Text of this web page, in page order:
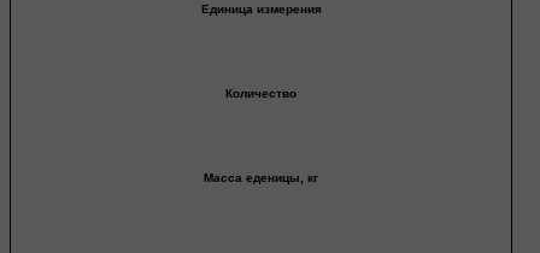
Единица измерения
Количество
Масса еденицы, кг